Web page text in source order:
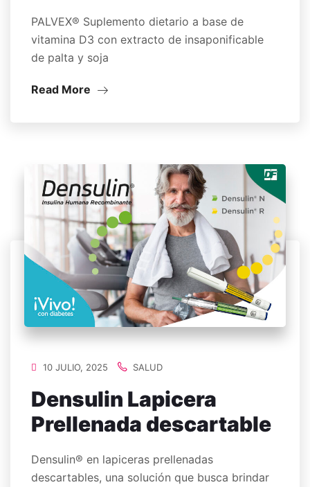
PALVEX® Suplemento dietario a base de
vitamina D3 con extracto de insaponificable
de palta y soja
Read More
10 JULIO, 2025 SALUD
Densulin Lapicera
Prellenada descartable
Densulin® en lapiceras prellenadas
descartables, una solución que busca brindar